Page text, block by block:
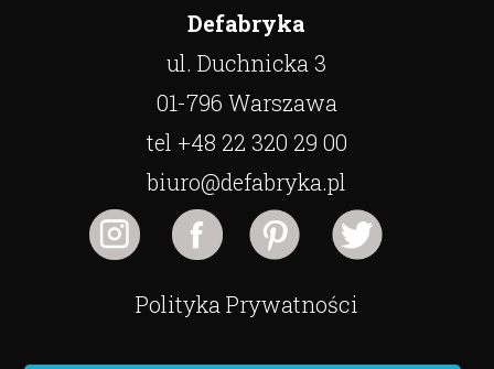
Defabryka
ul. Duchnicka 3
01-796 Warszawa
tel +48 22 320 29 00
biuro@defabryka.pl
Polityka Prywatności